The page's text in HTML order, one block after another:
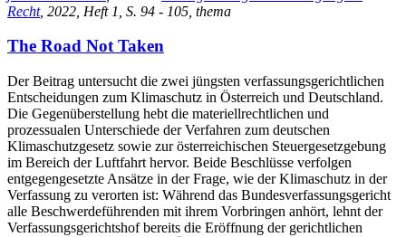
Recht, 2022, Heft 1, S. 94 - 105, thema
The Road Not Taken
Der Beitrag untersucht die zwei jüngsten verfassungsgerichtlichen
Entscheidungen zum Klimaschutz in Österreich und Deutschland.
Die Gegenüberstellung hebt die materiellrechtlichen und
prozessualen Unterschiede der Verfahren zum deutschen
Klimaschutzgesetz sowie zur österreichischen Steuergesetzgebung
im Bereich der Luftfahrt hervor. Beide Beschlüsse verfolgen
entgegengesetzte Ansätze in der Frage, wie der Klimaschutz in der
Verfassung zu verorten ist: Während das Bundesverfassungsgericht
alle Beschwerdeführenden mit ihrem Vorbringen anhört, lehnt der
Verfassungsgerichtshof bereits die Eröffnung der gerichtlichen